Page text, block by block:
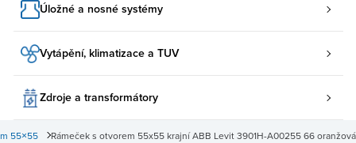
Úložné a nosné systémy
Vytápění, klimatizace a TUV
Zdroje a transformátory
Rámeček s otvorem 55x55 krajní ABB Levit 3901H-A00255 66 oranžová
55×55